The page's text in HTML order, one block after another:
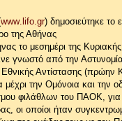
www. lifo.gr) δημοσιεύτηκε το
της Αθήνας
το μεσημέρι της
γνωστό από την
Αντίστασης (πρώην
την Ομόνοια και την
φιλάθλων του ΠΑΟΚ,
οι οποίοι ήταν